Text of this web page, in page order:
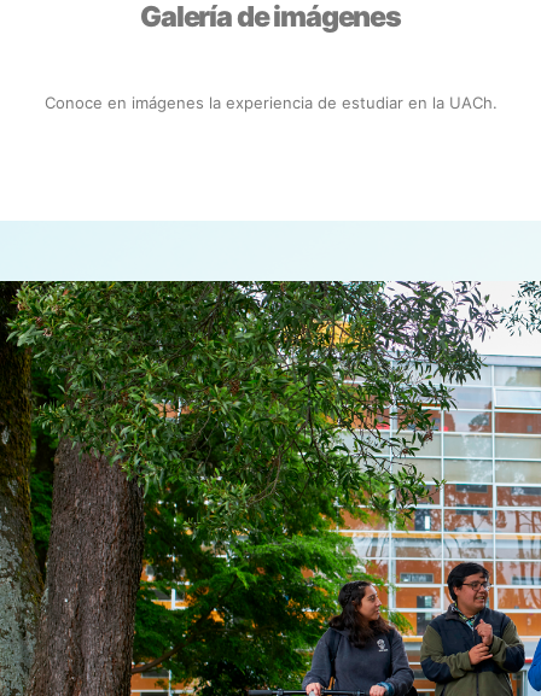
Galería de imágenes
Conoce en imágenes la experiencia de estudiar en la UACh.